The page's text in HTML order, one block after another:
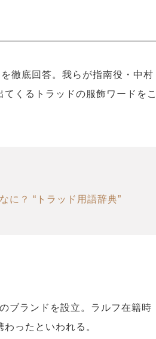
徹底回答。我らが指南役・中村
くるトラッドの服飾ワードをこ
に？ “トラッド用語辞典”
ブランドを設立。ラルフ在籍時
ったといわれる。